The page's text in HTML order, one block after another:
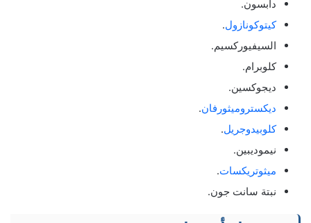
دابسون.
كيتوكونازول.
السيفيوركسيم.
كلوبرام.
ديجوكسين.
ديكستروميثورفان.
كلوبيدوجريل.
نيموديبين.
ميثوتريكسات.
نبتة سانت جون.